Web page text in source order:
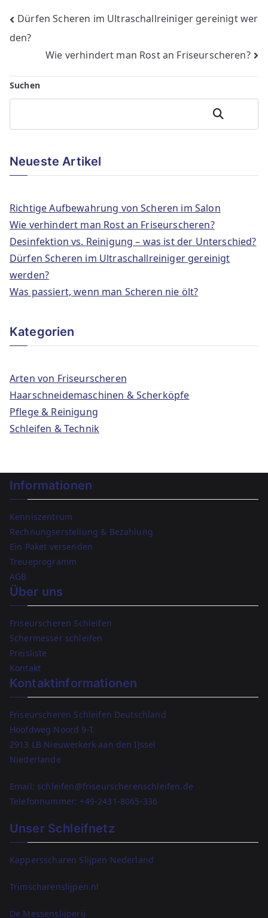
Bericht
navigatie
Dürfen Scheren im Ultraschallreiniger gereinigt wer
den?
Wie verhindert man Rost an Friseurscheren?
Suchen
Zoeken
Neueste Artikel
Richtige Aufbewahrung von Scheren im Salon
Wie verhindert man Rost an Friseurscheren?
Desinfektion vs. Reinigung – was ist der Unterschied?
Dürfen Scheren im Ultraschallreiniger gereinigt
werden?
Was passiert, wenn man Scheren nie ölt?
Kategorien
Arten von Friseurscheren
Haarschneidemaschinen & Scherköpfe
Pflege & Reinigung
Schleifen & Technik
Informationen
Kenniszentrum
Rechnungserstellung & Bezahlung
Ein Paket versenden
Treueprogramm
AGB
Über uns
Friseurscheren Schleifen
Schermesser schleifen
Preisliste
Kontakt
Kontaktinformationen
Friseurscheren Schleifen Deutschland
Hoofdweg Noord 9-T
2913 LB Nieuwerkerk aan den IJssel
Niederlande
Email: schleifen@friseurscherenschleifen.de
Telefonnummer: +49-2431-8065-336
Unser Schleifnetz
Kappersscharen Slijpen Nederland
Trimscharenslijpen.nl
De Messenslijperij